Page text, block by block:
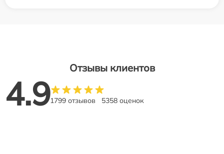
Отзывы клиентов
4.91799 отзывов 5358 оценок